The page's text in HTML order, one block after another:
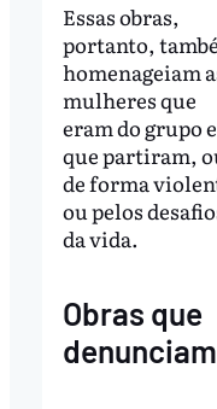
Essas obras,
portanto,
homenageiam
mulheres que
eram do grupo e
que partiram,
de forma
ou pelos
da vida.
Obras que
denunciam